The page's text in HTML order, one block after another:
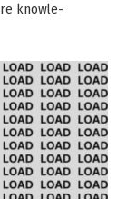
knowle-